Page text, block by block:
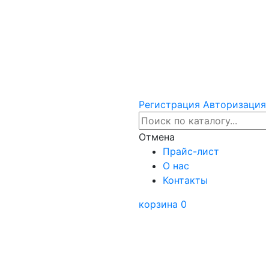
Регистрация Авторизация
Отмена
Прайс-лист
О нас
Контакты
корзина 0